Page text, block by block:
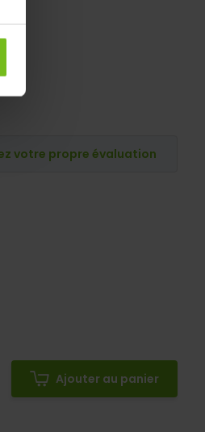
votre propre évaluation
Ajouter au panier